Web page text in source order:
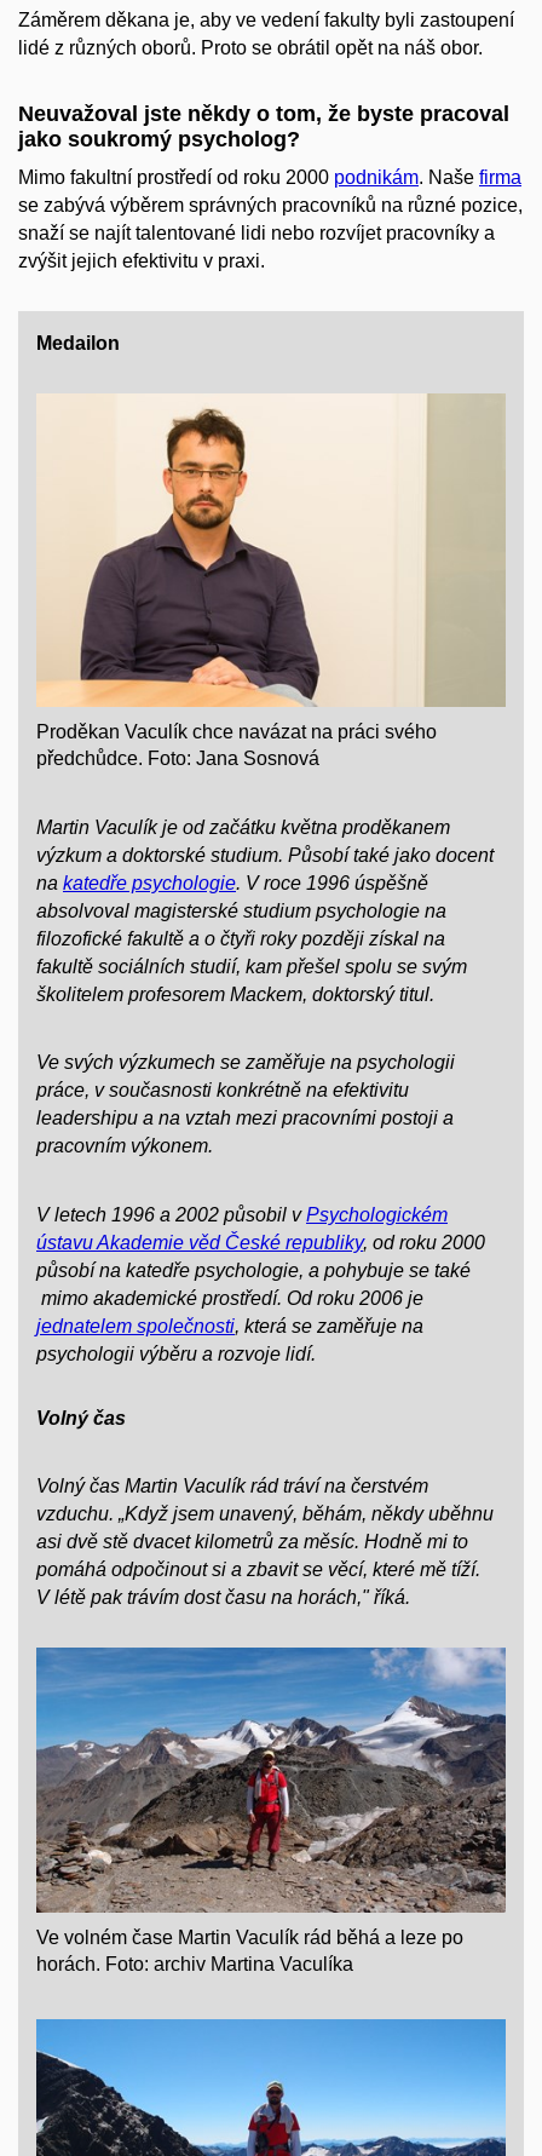
Záměrem děkana je, aby ve vedení fakulty byli zastoupení
lidé z různých oborů. Proto se obrátil opět na náš obor.
Neuvažoval jste někdy o tom, že byste pracoval
jako soukromý psycholog?
Mimo fakultní prostředí od roku 2000 podnikám. Naše firma
se zabývá výběrem správných pracovníků na různé pozice,
snaží se najít talentované lidi nebo rozvíjet pracovníky a
zvýšit jejich efektivitu v praxi.
Medailon
Proděkan Vaculík chce navázat na práci svého
předchůdce. Foto: Jana Sosnová
Martin Vaculík je od začátku května proděkanem
výzkum a doktorské studium. Působí také jako docent
na katedře psychologie. V roce 1996 úspěšně
absolvoval magisterské studium psychologie na
filozofické fakultě a o čtyři roky později získal na
fakultě sociálních studií, kam přešel spolu se svým
školitelem profesorem Mackem, doktorský titul.
Ve svých výzkumech se zaměřuje na psychologii
práce, v současnosti konkrétně na efektivitu
leadershipu a na vztah mezi pracovními postoji a
pracovním výkonem.
V letech 1996 a 2002 působil vPsychologickém
ústavu Akademie věd České republiky, od roku 2000
působí na katedře psychologie, a pohybuje se také
mimo akademické prostředí. Od roku 2006 je
jednatelem společnosti, která se zaměřuje na
psychologii výběru a rozvoje lidí.
Volný čas
Volný čas Martin Vaculík rád tráví na čerstvém
vzduchu. „Když jsem unavený, běhám, někdy uběhnu
asi dvě stě dvacet kilometrů za měsíc. Hodně mi to
pomáhá odpočinout si a zbavit se věcí, které mě tíží.
V létě pak trávím dost času na horách," říká.
Ve volném čase Martin Vaculík rád běhá a leze po
horách. Foto: archiv Martina Vaculíka